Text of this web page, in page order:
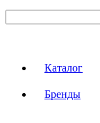
Каталог
Бренды